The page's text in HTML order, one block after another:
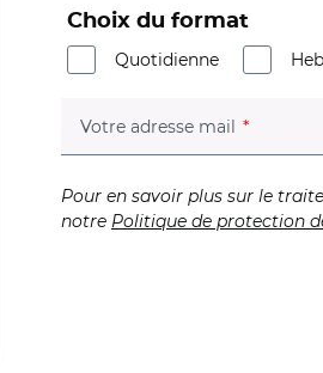
Choix du format
Quotidienne
Votre adresse mail (champ
Pour en savoir plus sur le
notre Politique de protection